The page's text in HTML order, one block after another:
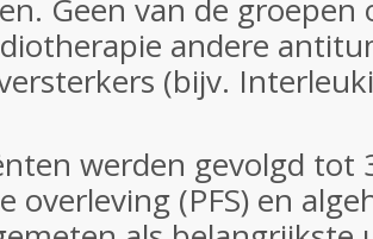
Geen van de
andere
(bijv.
werden gevolgd tot
overleving (PFS) en